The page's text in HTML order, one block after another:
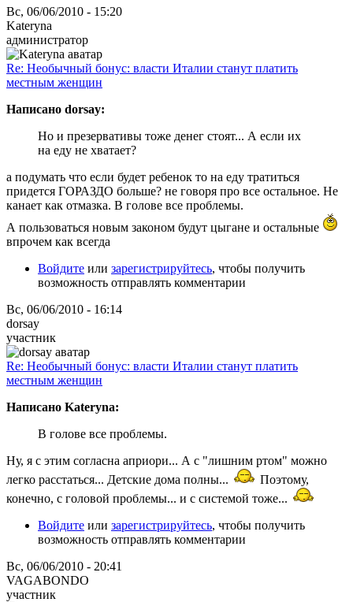
Вс, 06/06/2010 - 15:20
Kateryna
администратор
Re: Необычный бонус: власти Италии станут платить
местным женщин
Написано dorsay:
Но и презервативы тоже денег стоят... А если их
на еду не хватает?
а подумать что если будет ребенок то на еду тратиться
придется ГОРАЗДО больше? не говоря про все остальное. Не
канает как отмазка. В голове все проблемы.
А пользоваться новым законом будут цыгане и остальные
впрочем как всегда
Войдите или зарегистрируйтесь, чтобы получить
возможность отправлять комментарии
Вс, 06/06/2010 - 16:14
dorsay
участник
Re: Необычный бонус: власти Италии станут платить
местным женщин
Написано Kateryna:
В голове все проблемы.
Ну, я с этим согласна априори... А с "лишним ртом" можно
легко расстаться... Детские дома полны...
Поэтому,
конечно, с головой проблемы... и с системой тоже...
Войдите или зарегистрируйтесь, чтобы получить
возможность отправлять комментарии
Вс, 06/06/2010 - 20:41
VAGABONDO
участник